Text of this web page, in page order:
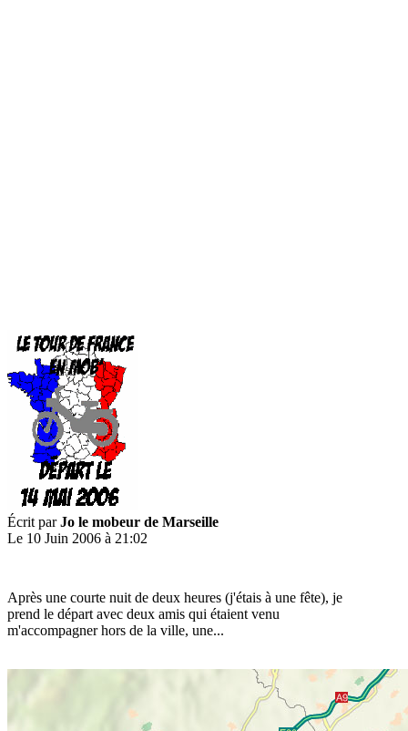
Écrit parJo le mobeur de Marseille
Le 10 Juin 2006 à 21:02
Après une courte nuit de deux heures (j'étais à une fête), je
prend le départ avec deux amis qui étaient venu
m'accompagner hors de la ville, une...